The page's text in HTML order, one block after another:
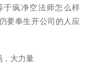
疯净空法师怎么样
要奉生开公司的人应
大力量